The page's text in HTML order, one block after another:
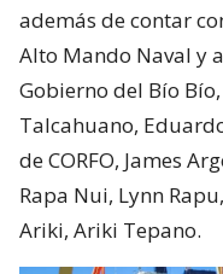
además de contar
Alto Mando Naval y
Gobierno del Bío
Talcahuano,
de CORFO, James
Rapa Nui, Lynn
Ariki, Ariki Tepano.